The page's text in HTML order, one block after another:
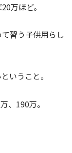
万ほど。
習う子供用らし
いうこと。
、190万。